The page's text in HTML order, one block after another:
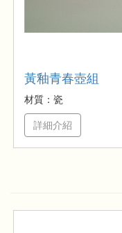
黃釉青春壺組
材質：瓷
詳細介紹